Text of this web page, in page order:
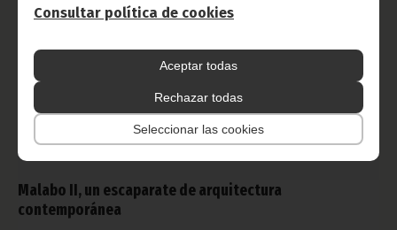
Consultar política de cookies
Aceptar todas
Rechazar todas
Seleccionar las cookies
Malabo II, un escaparate de arquitectura
contemporánea